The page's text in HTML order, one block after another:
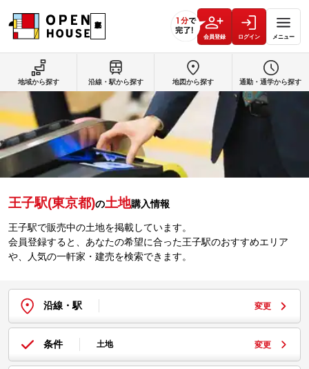
会員登録 ログイン メニュー
王子駅(東京都)の土地購入情報
王子駅で販売中の土地を掲載しています。
会員登録すると、あなたの希望に合った王子駅のおすすめエリア
や、人気の一軒家・建売を検索できます。
沿線・駅 変更
条件 土地 変更
地域から探す 沿線・駅から探す 地図から探す 通勤・通学から探す